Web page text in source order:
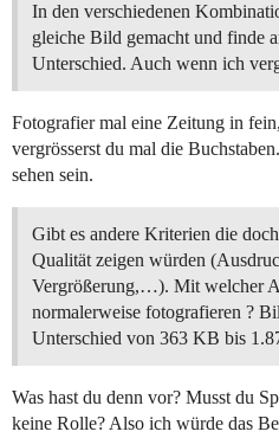
In den verschiedenen
gleiche Bild gemacht und finde
Unterschied. Auch wenn ich
Fotografier mal eine Zeitung in
vergrösserst du mal die
sehen sein.
Gibt es andere Kriterien die
Qualität zeigen würden
Vergrößerung,…). Mit welcher
normalerweise fotografieren ?
Unterschied von 363 KB bis
Was hast du denn vor? Musst du
keine Rolle? Also ich würde das